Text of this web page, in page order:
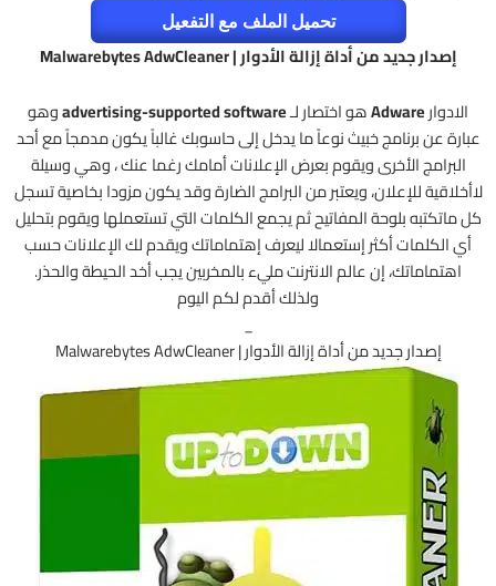
تحميل الملف مع التفعيل
إصدار جديد من أداة إزالة الأدوار | Malwarebytes AdwCleaner
الادوارAdwareهو اختصار لـadvertising-supported softwareوهو
عبارة عن برنامج خبيث نوعاً ما يدخل إلى حاسوبك غالباً يكون مدمجاً مع أحد
البرامج الأخرى ويقوم بعرض الإعلانات أمامك رغما عنك ، وهي وسيلة
لاأخلاقية للإعلان، ويعتبر من البرامج الضارة وقد يكون مزودا بخاصية تسجل
كل ماتكتبه بلوحة المفاتيح ثم يجمع الكلمات التي تستعملها ويقوم بتحليل
أي الكلمات أكثر إستعمالا ليعرف إهتماماتك ويقدم لك الإعلانات حسب
اهتماماتك، إن عالم الانترنت مليء بالمخربين يجب أخد الحيطة والحذر.
ولذلك أقدم لكم اليوم
_
إصدار جديد من أداة إزالة الأدوار | Malwarebytes AdwCleaner